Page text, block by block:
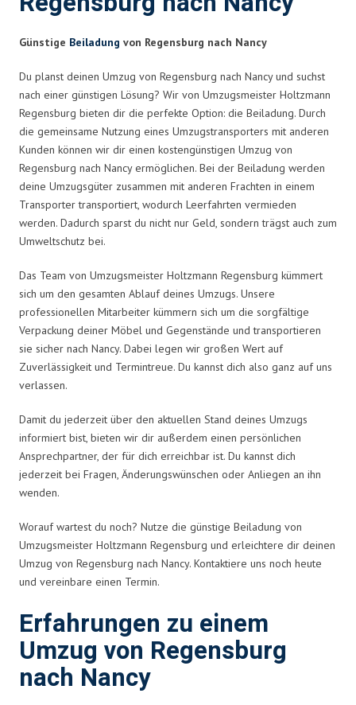
Günstige Beiladung von Regensburg nach Nancy
Du planst deinen Umzug von Regensburg nach Nancy und suchst
nach einer günstigen Lösung? Wir von Umzugsmeister Holtzmann
Regensburg bieten dir die perfekte Option: die Beiladung. Durch
die gemeinsame Nutzung eines Umzugstransporters mit anderen
Kunden können wir dir einen kostengünstigen Umzug von
Regensburg nach Nancy ermöglichen. Bei der Beiladung werden
deine Umzugsgüter zusammen mit anderen Frachten in einem
Transporter transportiert, wodurch Leerfahrten vermieden
werden. Dadurch sparst du nicht nur Geld, sondern trägst auch zum
Umweltschutz bei.
Das Team von Umzugsmeister Holtzmann Regensburg kümmert
sich um den gesamten Ablauf deines Umzugs. Unsere
professionellen Mitarbeiter kümmern sich um die sorgfältige
Verpackung deiner Möbel und Gegenstände und transportieren
sie sicher nach Nancy. Dabei legen wir großen Wert auf
Zuverlässigkeit und Termintreue. Du kannst dich also ganz auf uns
verlassen.
Damit du jederzeit über den aktuellen Stand deines Umzugs
informiert bist, bieten wir dir außerdem einen persönlichen
Ansprechpartner, der für dich erreichbar ist. Du kannst dich
jederzeit bei Fragen, Änderungswünschen oder Anliegen an ihn
wenden.
Worauf wartest du noch? Nutze die günstige Beiladung von
Umzugsmeister Holtzmann Regensburg und erleichtere dir deinen
Umzug von Regensburg nach Nancy. Kontaktiere uns noch heute
und vereinbare einen Termin.
Erfahrungen zu einem
Umzug von Regensburg
nach Nancy